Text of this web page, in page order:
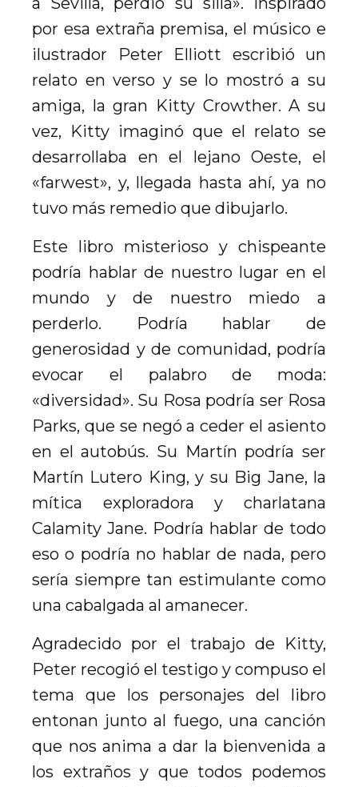
por esa extraña premisa, el músico e
ilustrador Peter Elliott escribió un
relato en verso y se lo mostró a su
amiga, la gran Kitty Crowther. A su
vez, Kitty imaginó que el relato se
desarrollaba en el lejano Oeste, el
«farwest», y, llegada hasta ahí, ya no
tuvo más remedio que dibujarlo.
Este libro misterioso y chispeante
podría hablar de nuestro lugar en el
mundo y de nuestro miedo a
perderlo. Podría hablar de
generosidad y de comunidad, podría
evocar el palabro de moda:
«diversidad». Su Rosa podría ser Rosa
Parks, que se negó a ceder el asiento
en el autobús. Su Martín podría ser
Martín Lutero King, y su Big Jane, la
mítica exploradora y charlatana
Calamity Jane. Podría hablar de todo
eso o podría no hablar de nada, pero
sería siempre tan estimulante como
una cabalgada al amanecer.
Agradecido por el trabajo de Kitty,
Peter recogió el testigo y compuso el
tema que los personajes del libro
entonan junto al fuego, una canción
que nos anima a dar la bienvenida a
los extraños y que todos podemos